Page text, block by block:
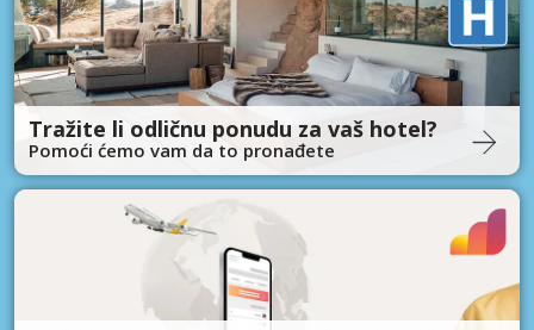
Tražite li odličnu ponudu za vaš hotel?
Pomoći ćemo vam da to pronađete